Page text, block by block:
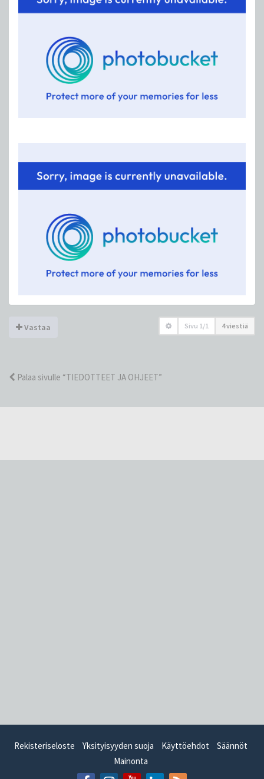
Vastaa Sivu 1 /1 4 viestiä
Palaa sivulle “TIEDOTTEET JA OHJEET”
Rekisteriseloste Yksityisyyden suoja Käyttöehdot
Säännöt
Mainonta